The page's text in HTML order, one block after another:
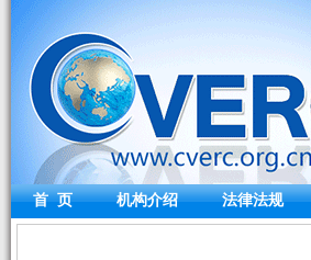
首 页 机构介绍 法律法规